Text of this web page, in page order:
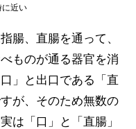
に近い
腸、直腸を通って、
ものが通る器官を消
」と出口である「直
が、そのため無数の
は「口」と「直腸」